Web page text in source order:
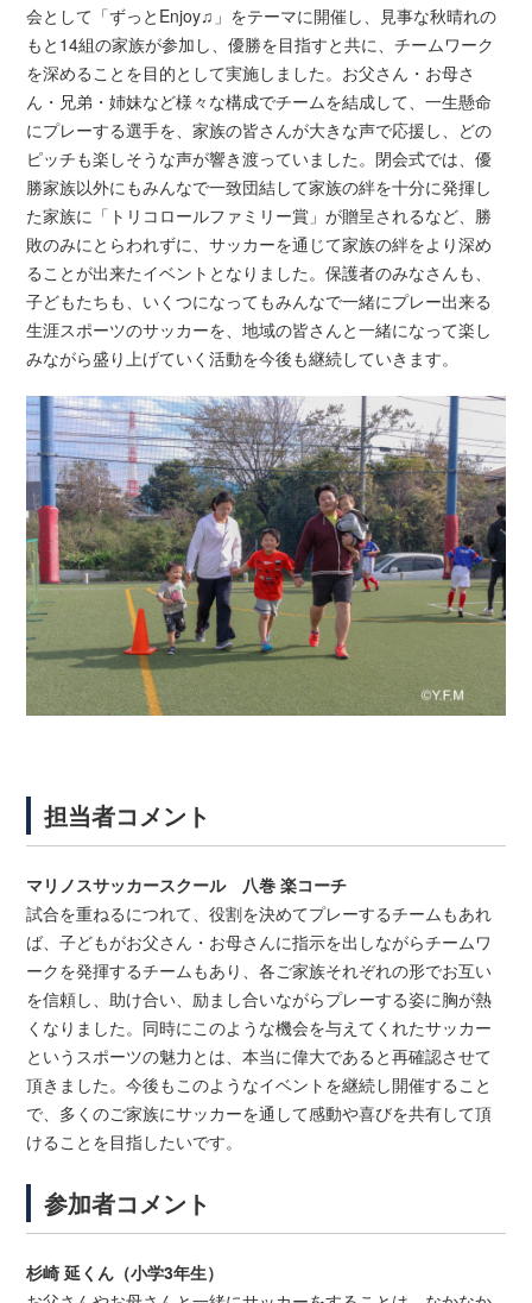
会として「ずっとEnjoy♫」をテーマに開催し、
見事な秋晴れの
もと14組の家族が参加し、優勝を目指すと共に、チームワーク
を深めることを目的として実施しました。お父さん・お母さ
ん・兄弟・姉妹など様々な構成でチームを結成して、一生懸命
にプレーする選手を、家族の皆さんが大きな声で応援し、どの
ピッチも楽しそうな声が響き渡っていました。閉会式では、優
勝家族以外にもみんなで一致団結して家族の絆を十分に発揮し
た家族に「トリコロールファミリー賞」が贈呈されるなど、勝
敗のみにとらわれずに、サッカーを通じて家族の絆をより深め
ることが出来たイベントとなりました。保護者のみなさんも、
子どもたちも、いくつになってもみんなで一緒にプレー出来る
生涯スポーツのサッカーを、地域の皆さんと一緒になって楽し
みながら盛り上げていく活動を今後も継続していきます。
担当者コメント
マリノスサッカースクール 八巻 楽コーチ
試合を重ねるにつれて、役割を決めてプレーするチームもあれ
ば、子どもがお父さん・お母さんに指示を出しながらチームワ
ークを発揮するチームもあり、各ご家族それぞれの形でお互い
を信頼し、 助け合い、励まし合いながらプレーする姿に胸が熱
くなりました。同時にこのような機会を与えてくれたサッカー
というスポーツの魅力とは、本当に偉大であると再確認させて
頂きました。今後もこのようなイベントを継続し開催すること
で、多くのご家族にサッカーを通して感動や喜びを共有して頂
けることを目指したいです。
参加者コメント
杉崎 延くん（小学3年生）